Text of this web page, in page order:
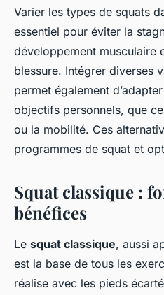
Varier les types de squats
essentiel pour éviter la
développement musculaire
blessure. Intégrer diverses
permet également
objectifs personnels, que
ou la mobilité. Ces
programmes de squat et
Squat classique :
bénéfices
Le squat classique, aussi
est la base de tous les
réalise avec les pieds